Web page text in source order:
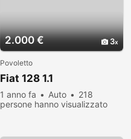
2.000 € 3
Povoletto
Fiat 128 1.1
1 anno fa Auto
218
persone hanno visualizzato